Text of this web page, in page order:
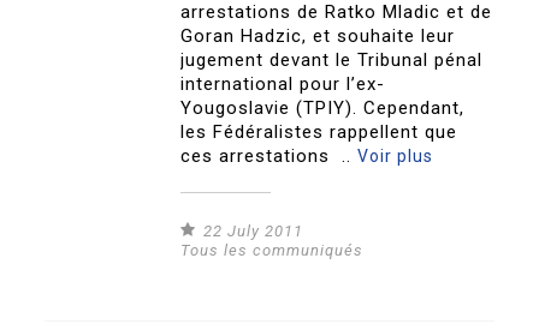
arrestations de Ratko Mladic et de
Goran Hadzic, et souhaite leur
jugement devant le Tribunal pénal
international pour l’ex-
Yougoslavie (TPIY). Cependant,
les Fédéralistes rappellent que
ces arrestations ..Voir plus
22 July 2011
Tous les communiqués